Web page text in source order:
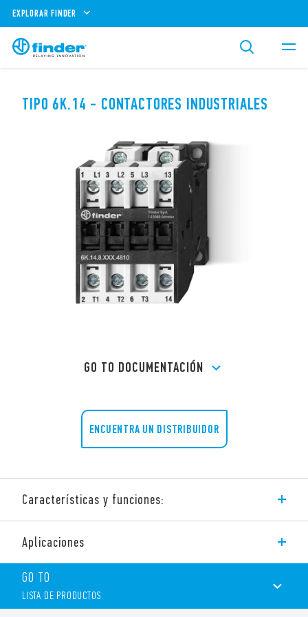
EXPLORAR FINDER
TIPO 6K.14 - CONTACTORES INDUSTRIALES
GO TO DOCUMENTACIÓN
ENCUENTRA UN DISTRIBUIDOR
Características y funciones:
2 modelos disponibles:
– 10 A – 400 V AC3
Aplicaciones
GO TO
LISTA DE PRODUCTOS